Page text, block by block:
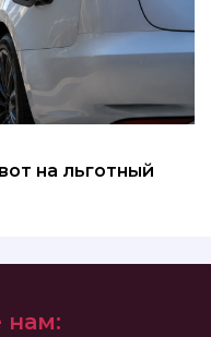
на льготный
нам: